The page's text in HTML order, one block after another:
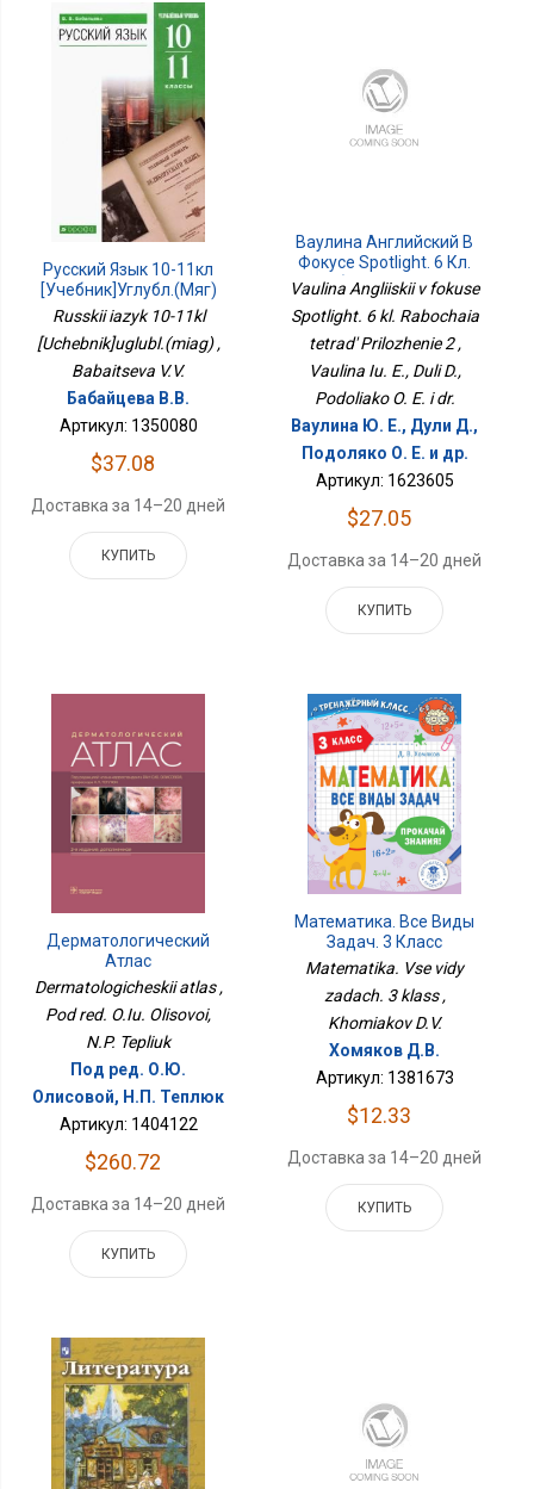
Русский Язык 10-11кл
[Учебник]углубл.(мяг)
Russkii iazyk 10-11kl
[Uchebnik]uglubl.(miag) ,
Babaitseva V.V.
Бабайцева В.В.
Артикул: 1350080
$37.08
Доставка за 14–20 дней
КУПИТЬ
Ваулина Английский В
Фокусе Spotlight. 6 Кл.
Рабочая Тетрадь
Приложение 2
Vaulina Angliiskii v fokuse
Spotlight. 6 kl. Rabochaia
tetrad' Prilozhenie 2 ,
Vaulina Iu. E., Duli D.,
Podoliako O. E. i dr.
Ваулина Ю. Е., Дули Д.,
Подоляко О. Е. и др.
Артикул: 1623605
$27.05
Доставка за 14–20 дней
КУПИТЬ
Дерматологический
Атлас
Dermatologicheskii atlas ,
Pod red. O.Iu. Olisovoi,
N.P. Tepliuk
Под ред. О.Ю.
Олисовой, Н.П. Теплюк
Артикул: 1404122
$260.72
Доставка за 14–20 дней
КУПИТЬ
Математика. Все Виды
Задач. 3 Класс
Matematika. Vse vidy
zadach. 3 klass ,
Khomiakov D.V.
Хомяков Д.В.
Артикул: 1381673
$12.33
Доставка за 14–20 дней
КУПИТЬ